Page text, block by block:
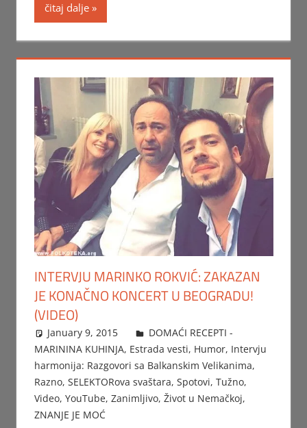
čitaj dalje
INTERVJU MARINKO ROKVIĆ: ZAKAZAN
JE KONAČNO KONCERT U BEOGRADU!
(VIDEO)
January 9, 2015 Beba
DOMAĆI RECEPTI -
MARININA KUHINJA, Estrada vesti, Humor, Intervju
harmonija: Razgovori sa Balkanskim Velikanima,
Razno, SELEKTORova svaštara, Spotovi, Tužno,
Video, YouTube, Zanimljivo, Život u Nemačkoj,
ZNANJE JE MOĆ